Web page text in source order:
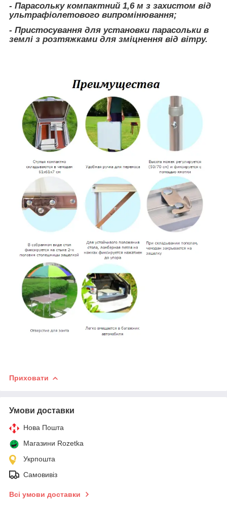
- Парасольку компактний 1,6 м з захистом від
ультрафіолетового випромінювання;
- Пристосування для установки парасольки в
землі з розтяжками для зміцнення від вітру.
Приховати
Умови доставки
Нова Пошта
Магазини Rozetka
Укрпошта
Самовивіз
Всі умови доставки